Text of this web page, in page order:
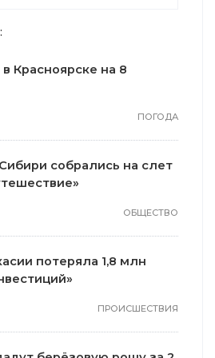
Красноярске на 8
ПОГОДА
собрались на слет
ОБЩЕСТВО
потеряла 1,8 млн
ПРОИСШЕСТВИЯ